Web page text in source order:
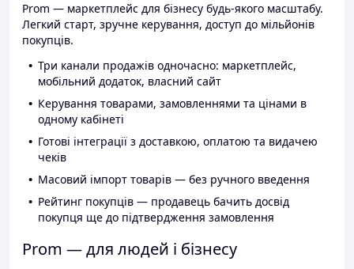
Prom — маркетплейс для бізнесу будь-якого масштабу.
Легкий старт, зручне керування, доступ до мільйонів
покупців.
Три канали продажів одночасно: маркетплейс,
мобільний додаток, власний сайт
Керування товарами, замовленнями та цінами в
одному кабінеті
Готові інтеграції з доставкою, оплатою та видачею
чеків
Масовий імпорт товарів — без ручного введення
Рейтинг покупців — продавець бачить досвід
покупця ще до підтвердження замовлення
Prom — для людей і бізнесу